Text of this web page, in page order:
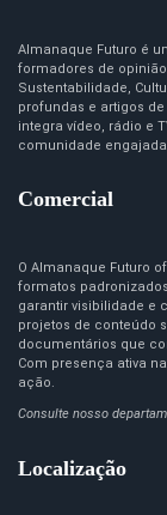
Almanaque Futuro é
formadores de
Sustentabilidade,
profundas e artigos
integra vídeo, rádio e
comunidade
Comercial
O Almanaque Futuro
formatos
garantir visibilidade e
projetos de conteúdo
documentários que
Com presença ativa
ação.
Consulte nosso
Localização